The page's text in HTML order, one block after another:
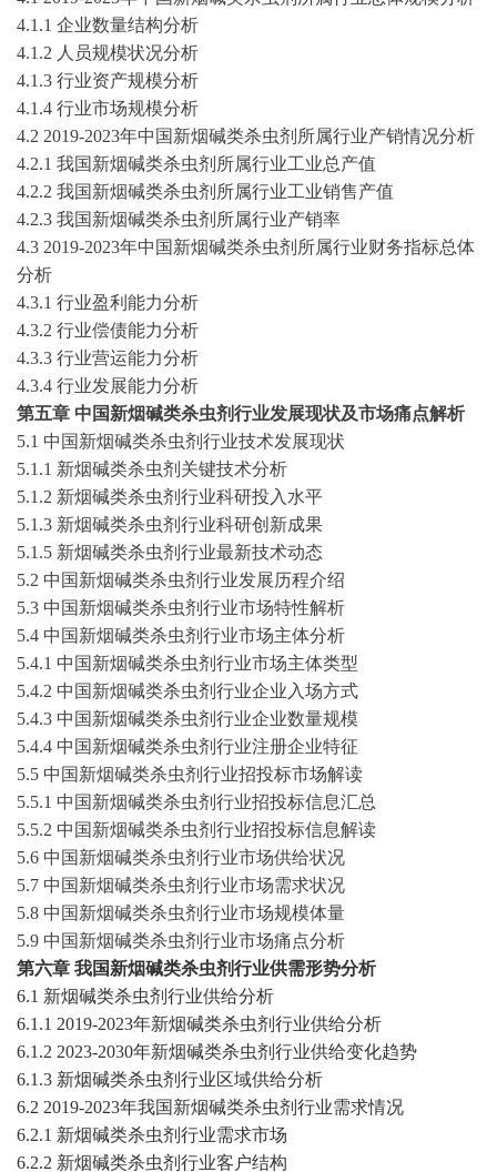
4.1.1 企业数量结构分析
4.1.2 人员规模状况分析
4.1.3 行业资产规模分析
4.1.4 行业市场规模分析
4.2 2019-2023年中国 新烟碱类杀虫剂 所属行业产销情况分析
4.2.1 我国 新烟碱类杀虫剂 所属行业工业总产值
4.2.2 我国 新烟碱类杀虫剂 所属行业工业销售产值
4.2.3 我国 新烟碱类杀虫剂 所属行业产销率
4.3 2019-2023年中国 新烟碱类杀虫剂 所属行业财务指标总体
分析
4.3.1 行业盈利能力分析
4.3.2 行业偿债能力分析
4.3.3 行业营运能力分析
4.3.4 行业发展能力分析
第五章 中国新烟碱类杀虫剂行业发展现状及市场痛点解析
5.1 中国 新烟碱类杀虫剂 行业技术发展现状
5.1.1 新烟碱类杀虫剂 关键技术分析
5.1.2 新烟碱类杀虫剂 行业科研投入水平
5.1.3 新烟碱类杀虫剂 行业科研创新成果
5.1.5 新烟碱类杀虫剂 行业最新技术动态
5.2 中国 新烟碱类杀虫剂 行业发展历程介绍
5.3 中国 新烟碱类杀虫剂 行业市场特性解析
5.4 中国 新烟碱类杀虫剂 行业市场主体分析
5.4.1 中国 新烟碱类杀虫剂 行业市场主体类型
5.4.2 中国 新烟碱类杀虫剂 行业企业入场方式
5.4.3 中国 新烟碱类杀虫剂 行业企业数量规模
5.4.4 中国 新烟碱类杀虫剂 行业注册企业特征
5.5 中国 新烟碱类杀虫剂 行业招投标市场解读
5.5.1 中国 新烟碱类杀虫剂 行业招投标信息汇总
5.5.2 中国 新烟碱类杀虫剂 行业招投标信息解读
5.6 中国 新烟碱类杀虫剂 行业市场供给状况
5.7 中国 新烟碱类杀虫剂 行业市场需求状况
5.8 中国 新烟碱类杀虫剂 行业市场规模体量
5.9 中国 新烟碱类杀虫剂 行业市场痛点分析
第六章 我国新烟碱类杀虫剂行业供需形势分析
6.1 新烟碱类杀虫剂 行业供给分析
6.1.1 2019-2023年新烟碱类杀虫剂 行业供给分析
6.1.2 2023-2030年新烟碱类杀虫剂 行业供给变化趋势
6.1.3 新烟碱类杀虫剂 行业区域供给分析
6.2 2019-2023年我国 新烟碱类杀虫剂 行业需求情况
6.2.1 新烟碱类杀虫剂 行业需求市场
6.2.2 新烟碱类杀虫剂 行业客户结构